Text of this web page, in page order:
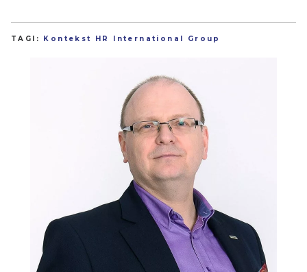
TAGI: Kontekst HR International Group